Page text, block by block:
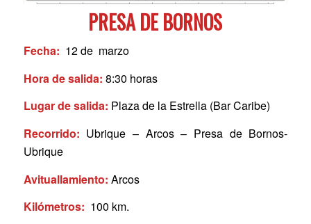
PRESA DE BORNOS
Fecha: 12 de marzo
Hora de salida: 8:30 horas
Lugar de salida: Plaza de la Estrella (Bar Caribe)
Recorrido: Ubrique – Arcos – Presa de Bornos-
Ubrique
Avituallamiento: Arcos
Kilómetros: 100 km.